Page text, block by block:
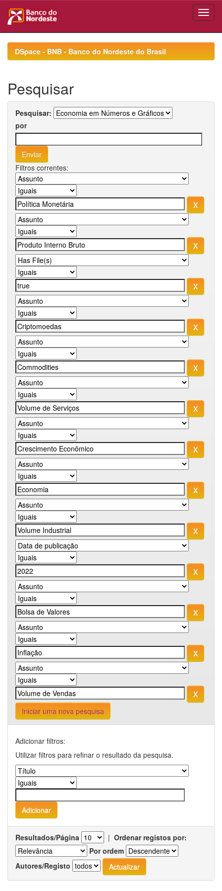
navigationDSpace - BNB - Banco do Nordeste do Brasil
Pesquisar
Pesquisar:
por
Filtros correntes:
Iniciar uma nova pesquisa
Adicionar filtros:
Utilizar filtros para refinar o resultado da pesquisa.
Resultados/Página | Ordenar registos por:
Por ordem
Autores/Registo